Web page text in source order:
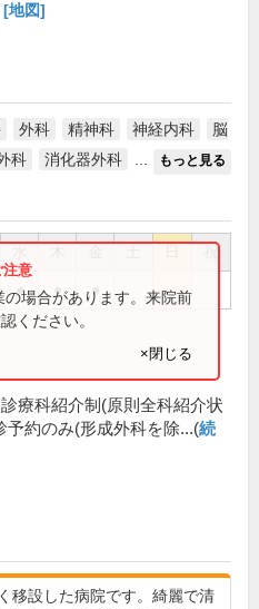
[地図]
外科 精神科 神経内科
脳
科 消化器外科 もっと見る
祝
● ● ●
場合があります。来院前
ください。
×閉じる
療科紹介制(原則全科紹介状
予約のみ(形成外科を除...(続
移設した病院です。綺麗で清